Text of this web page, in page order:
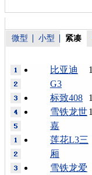
微型 小型 紧凑
比亚迪
G3
标致408
雪铁龙世
嘉
莲花L3三
厢
雪铁龙爱